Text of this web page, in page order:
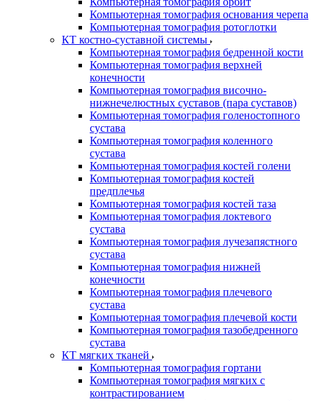
Компьютерная томография основания черепа
Компьютерная томография ротоглотки
КТ костно-суставной системы
Компьютерная томография бедренной кости
Компьютерная томография верхней
конечности
Компьютерная томография височно-
нижнечелюстных суставов (пара суставов)
Компьютерная томография голеностопного
сустава
Компьютерная томография коленного
сустава
Компьютерная томография костей голени
Компьютерная томография костей
предплечья
Компьютерная томография костей таза
Компьютерная томография локтевого
сустава
Компьютерная томография лучезапястного
сустава
Компьютерная томография нижней
конечности
Компьютерная томография плечевого
сустава
Компьютерная томография плечевой кости
Компьютерная томография тазобедренного
сустава
КТ мягких тканей
Компьютерная томография гортани
Компьютерная томография мягких с
контрастированием